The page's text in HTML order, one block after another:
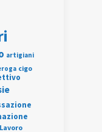
artigiani
cigo
Lavoro